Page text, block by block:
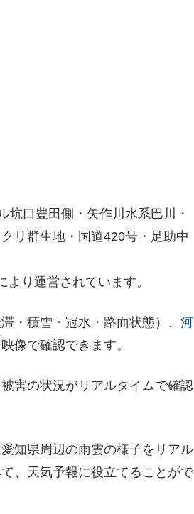
坑口豊田側・矢作川水系巴川・
リ群生地・国道420号・足助中
り運営されています。
・積雪・冠水・路面状態）、 河
像で確認できます。
害の状況がリアルタイムで確認
知県周辺の雨雲の様子をリアル
、天気予報に役立てることがで